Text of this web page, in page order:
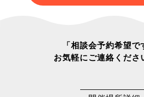
「相談会予約希望で
お気軽にご連絡くださ